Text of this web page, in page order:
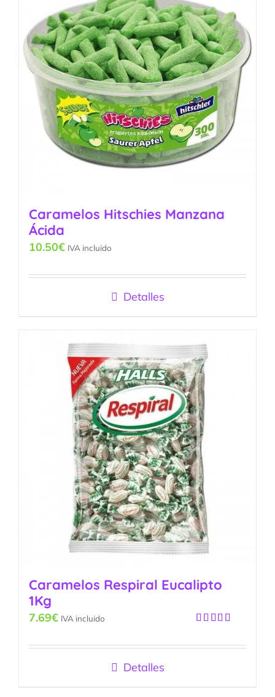
Caramelos Hitschies Manzana
Ácida
10.50€ IVA incluido
Detalles
Caramelos Respiral Eucalipto
1Kg
5
7.69€ IVA incluido
Detalles